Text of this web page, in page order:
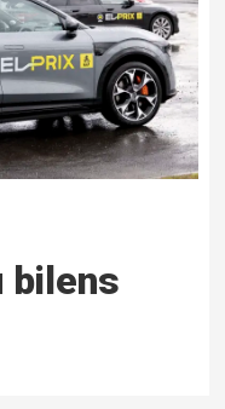
bilens